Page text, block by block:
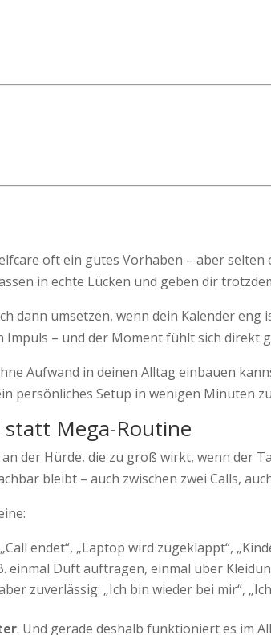
oft ein gutes Vorhaben – aber selten
in echte Lücken und geben dir
dann umsetzen, wenn dein Kalender
Impuls – und der Moment fühlt sich direkt
Aufwand in deinen Alltag einbauen
persönliches Setup in wenigen Minuten
statt Mega-Routine
der Hürde, die zu groß wirkt, wenn der
bleibt – auch zwischen zwei Calls,
endet“, „Laptop wird zugeklappt“,
einmal Duft auftragen, einmal über
zuverlässig: „Ich bin wieder bei mir“,
. Und gerade deshalb funktioniert es im